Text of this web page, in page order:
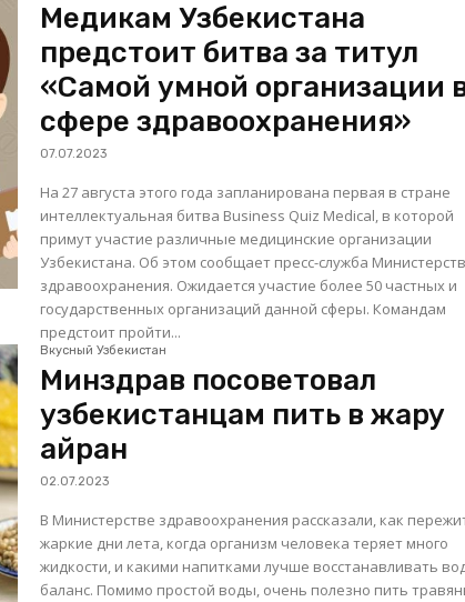
Медикам Узбекистана
предстоит битва за титул
«Самой умной организации
сфере здравоохранения»
07.07.2023
На 27 августа этого года запланирована первая в стране
интеллектуальная битва Business Quiz Medical, в которой
примут участие различные медицинские организации
Узбекистана. Об этом сообщает пресс-служба
здравоохранения. Ожидается участие более 50 частных и
государственных организаций данной сферы. Командам
предстоит пройти...
Вкусный Узбекистан
Минздрав посоветовал
узбекистанцам пить в жару
айран
02.07.2023
В Министерстве здравоохранения рассказали, как
жаркие дни лета, когда организм человека теряет много
жидкости, и какими напитками лучше восстанавливать
баланс. Помимо простой воды, очень полезно пить травяные